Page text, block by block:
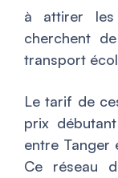
à attirer les
cherchent
transport
Le tarif de
prix
entre Tanger
Ce réseau